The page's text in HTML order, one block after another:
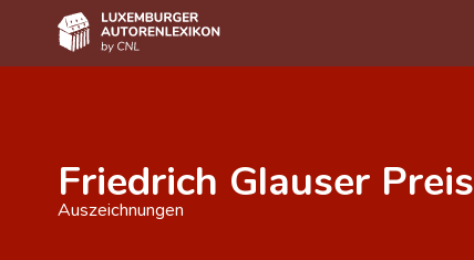
Erweiterte Suche
Friedrich Glauser Preis
Auszeichnungen